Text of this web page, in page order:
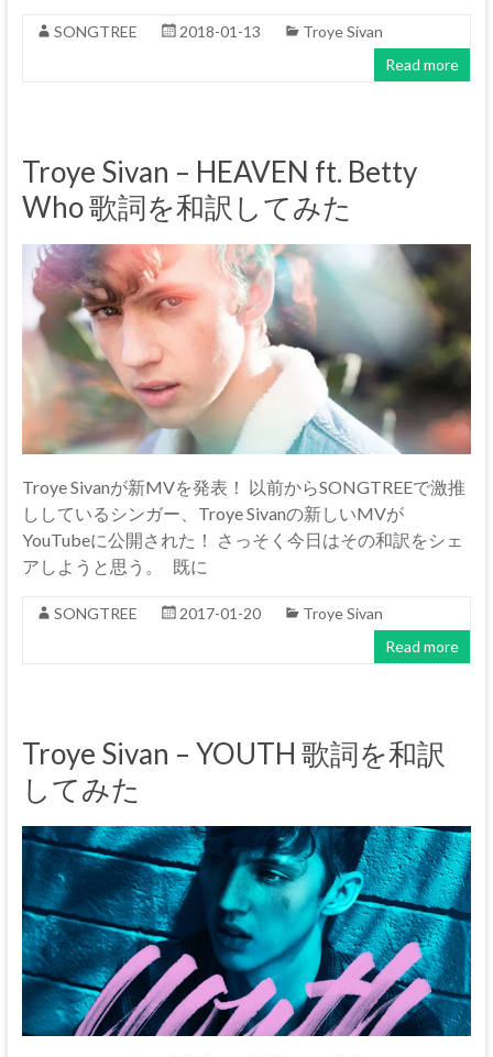
SONGTREE 2018-01-13
Troye Sivan
Read more
Troye Sivan – HEAVEN ft. Betty
Who 歌詞を和訳してみた
Troye Sivanが新MVを発表！ 以前からSONGTREEで激推
ししているシンガー、Troye Sivanの新しいMVが
YouTubeに公開された！ さっそく今日はその和訳をシェ
アしようと思う。 既に
SONGTREE 2017-01-20
Troye Sivan
Read more
Troye Sivan – YOUTH 歌詞を和訳
してみた